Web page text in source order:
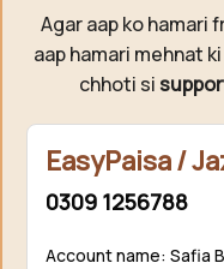
Agar aap ko hamari
aap hamari mehnat
chhoti si
EasyPaisa /
0309 1256788
Account name: Safia